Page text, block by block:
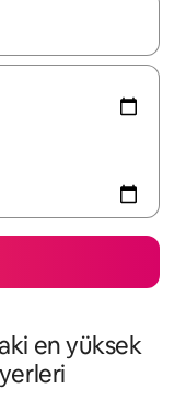
ve aşağı oklarıyla
en yüksek